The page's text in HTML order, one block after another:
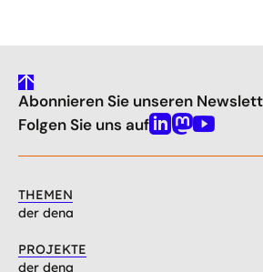
gehe
nach
oben
Abonnieren Sie unseren
Folgen Sie uns aufLinkedin
Mastodon
Youtube
THEMEN
der dena
PROJEKTE
der dena